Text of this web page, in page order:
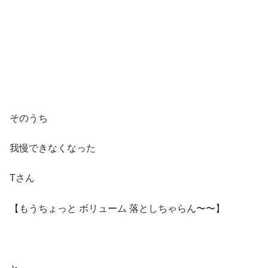
そのうち
我慢できなくなった
Tさん
【もうちょっと ボリューム 落としちゃらん〜〜】